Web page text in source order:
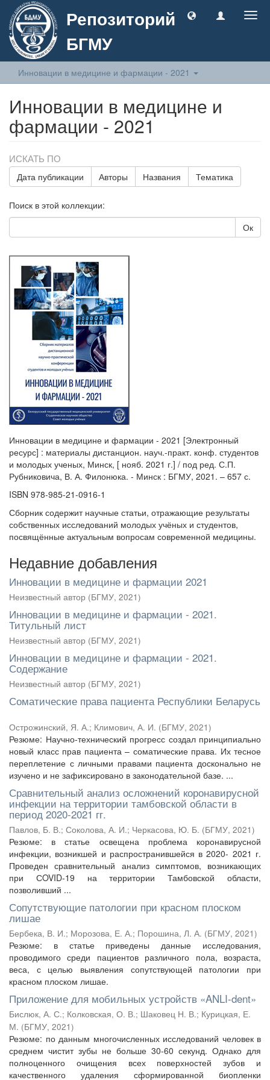
Репозиторий
БГМУ
Инновации в медицине и фармации - 2021
Инновации в медицине и
фармации - 2021
ИСКАТЬ ПО
Дата публикации Авторы Названия Тематика
Поиск в этой коллекции:
Ок
Инновации в медицине и фармации - 2021 [Электронный
ресурс] : материалы дистанцион. науч.-практ. конф. студентов
и молодых ученых, Минск, [ нояб. 2021 г.] / под ред. С.П.
Рубниковича, В. А. Филонюка. - Минск : БГМУ, 2021. – 657 с.
ISBN 978-985-21-0916-1
Сборник содержит научные статьи, отражающие результаты
собственных исследований молодых учёных и студентов,
посвящённые актуальным вопросам современной медицины.
Недавние добавления
Инновации в медицине и фармации 2021
Неизвестный автор (БГМУ, 2021)
Инновации в медицине и фармации - 2021.
Титульный лист
Неизвестный автор (БГМУ, 2021)
Инновации в медицине и фармации - 2021.
Содержание
Неизвестный автор (БГМУ, 2021)
Соматические права пациента Республики Беларусь
Острожинский, Я. А.; Климович, А. И. (БГМУ, 2021)
Резюме: Научно-технический прогресс создал принципиально
новый класс прав пациента – соматические права. Их тесное
переплетение с личными правами пациента досконально не
изучено и не зафиксировано в законодательной базе. ...
Сравнительный анализ осложнений коронавирусной
инфекции на территории тамбовской области в
период 2020-2021 гг.
Павлов, Б. В.; Соколова, А. И.; Черкасова, Ю. Б. (БГМУ, 2021)
Резюме: в статье освещена проблема коронавирусной
инфекции, возникшей и распространившейся в 2020- 2021 г.
Проведен сравнительный анализ симптомов, возникающих
при СOVID-19 на территории Тамбовской области,
позволивший ...
Сопутствующие патологии при красном плоском
лишае
Бербека, В. И.; Морозова, Е. А.; Порошина, Л. А. (БГМУ, 2021)
Резюме: в статье приведены данные исследования,
проводимого среди пациентов различного пола, возраста,
веса, с целью выявления сопутствующей патологии при
красном плоском лишае.
Приложение для мобильных устройств «ANLI-dent»
Бислюк, А. С.; Колковская, О. В.; Шаковец Н. В.; Курицкая, Е.
М. (БГМУ, 2021)
Резюме: по данным многочисленных исследований человек в
среднем чистит зубы не больше 30-60 секунд. Однако для
полноценного очищения всех поверхностей зубов и
качественного удаления сформированной биопленки